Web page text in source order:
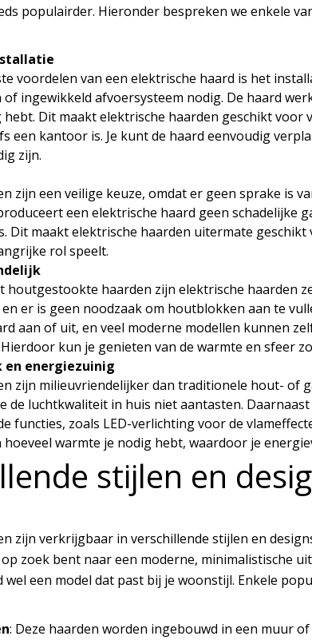
populairder. Hieronder bespreken we enkele
voordelen van een elektrische haard is het
ingewikkeld afvoersysteem nodig. De haard
Dit maakt elektrische haarden geschikt
een kantoor is. Je kunt de haard eenvoudig
zijn.
zijn een veilige keuze, omdat er geen sprake is
een elektrische haard geen schadelijke
Dit maakt elektrische haarden uitermate
rol speelt.
houtgestookte haarden zijn elektrische haarden
er is geen noodzaak om houtblokken aan te
aan of uit, en veel moderne modellen kunnen
kun je genieten van de warmte en sfeer
energiezuinig
zijn milieuvriendelijker dan traditionele hout- of
de luchtkwaliteit in huis niet aantasten.
functies, zoals LED-verlichting voor de
hoeveel warmte je nodig hebt, waardoor je
stijlen en
zijn verkrijgbaar in verschillende stijlen en
zoek bent naar een moderne, minimalistische
wel een model dat past bij je woonstijl. Enkele
: Deze haarden worden ingebouwd in een muur